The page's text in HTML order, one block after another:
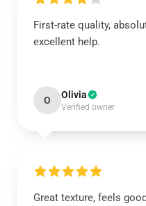
First-rate quality,
excellent help.
O Olivia
Verified owner
Great texture, feels